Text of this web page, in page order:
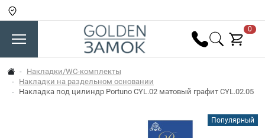
0
Накладки/WC-комплекты
Накладки на раздельном основании
Накладка под цилиндр Portuno CYL.02 матовый графит CYL.02.05
Популярный